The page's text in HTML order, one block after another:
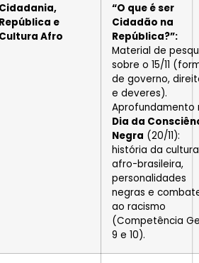
Cidadania,
República e
Cultura Afro
“O que é ser
Cidadão na
República?”:
Material de
sobre o 15/11
de governo,
e deveres).
Aprofundamento
Dia da
Negra (20/11):
história da cultura
afro-brasileira,
personalidades
negras e
ao racismo
(Competência
9 e 10).